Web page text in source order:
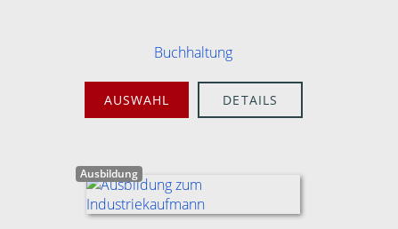
Buchhaltung
AUSWAHL DETAILS
Ausbildung